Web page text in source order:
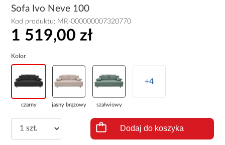
Sofa Ivo Neve 100
Kod produktu: MR-000000007320770
1 519,00 zł
Kolor
czarny jasny brązowy szałwiowy
+4
Dodaj do koszyka